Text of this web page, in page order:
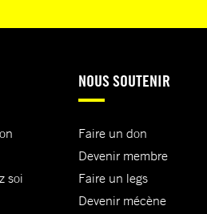
soi
NOUS SOUTENIR
Faire un don
Devenir membre
Faire un legs
Devenir mécène